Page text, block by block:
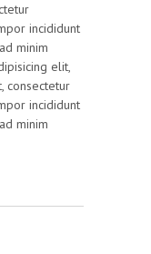
incididunt
minim
elit,
consectetur
incididunt
minim